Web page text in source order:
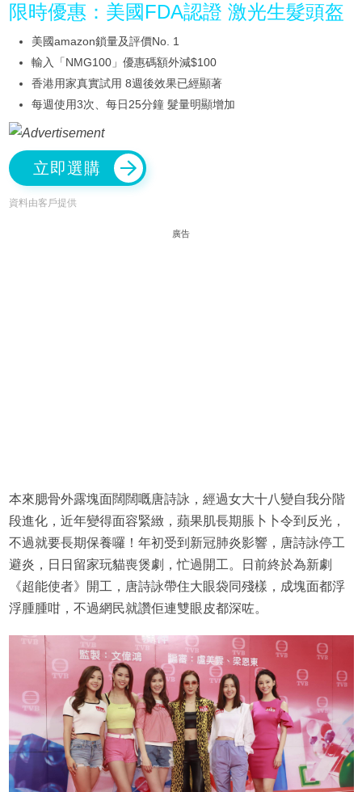
限時優惠：美國FDA認證 激光生髮頭盔
美國amazon鎖量及評價No. 1
輸入「NMG100」優惠碼額外減$100
香港用家真實試用 8週後效果已經顯著
每週使用3次、每日25分鐘 髮量明顯增加
立即選購
資料由客戶提供
廣告
本來腮骨外露塊面闊闊嘅唐詩詠，經過女大十八變自我分階
段進化，近年變得面容緊緻，蘋果肌長期脹卜卜令到反光，
不過就要長期保養囉！年初受到新冠肺炎影響，唐詩詠停工
避炎，日日留家玩貓喪煲劇，忙過開工。日前終於為新劇
《超能使者》開工，唐詩詠帶住大眼袋同殘樣，成塊面都浮
浮腫腫咁，不過網民就讚佢連雙眼皮都深咗。